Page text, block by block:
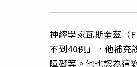
神經學家瓦斯奎茲（
不到40例」，他補充
障礙等。他也認為這